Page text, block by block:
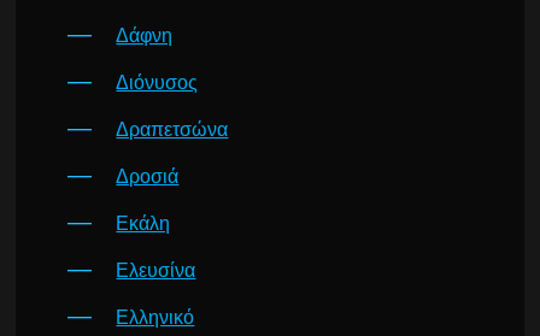
Δάφνη
Διόνυσος
Δραπετσώνα
Δροσιά
Εκάλη
Ελευσίνα
Ελληνικό